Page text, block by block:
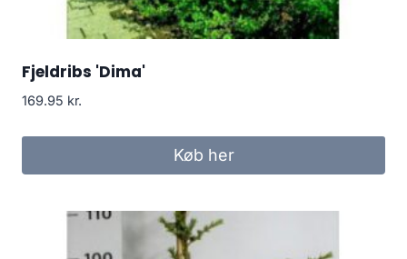
Fjeldribs 'Dima'
169.95 kr.
Køb her